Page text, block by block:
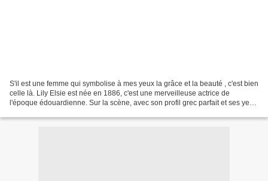
S'il est une femme qui symbolise à mes yeux la grâce et la beauté , c'est bien
celle là. Lily Elsie est née en 1886, c'est une merveilleuse actrice de
l'époque édouardienne. Sur la scène, avec son profil grec parfait et ses yeux